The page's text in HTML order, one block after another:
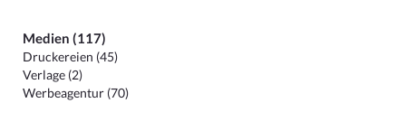
Medien (117)
Druckereien (45)
Verlage (2)
Werbeagentur (70)